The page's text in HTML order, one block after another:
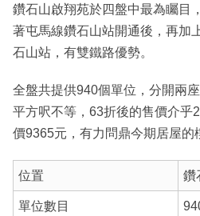
鑽石山啟翔苑於四盤中最為矚目
著屯馬線鑽石山站開通後，再加
石山站，有雙鐵路優勢。
全盤共提供940個單位，分開兩
平方呎不等，63折後的售價介乎
價9365元，有力問鼎今期居屋的
位置 鑽
單位數目